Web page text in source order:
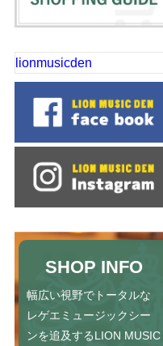
lionmusicden
SHOP INFO
幅広い視野でトータルな
レゲエミュージックシー
ンを追及するLION MUSIC